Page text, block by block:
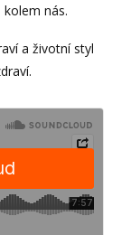
nás.
a životní styl